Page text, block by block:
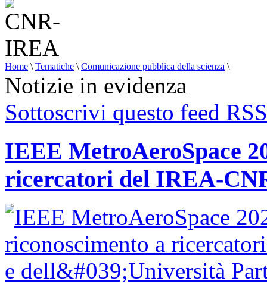
Home \ Tematiche \ Comunicazione pubblica della scienza \
Notizie in evidenza
Sottoscrivi questo feed RSS
IEEE MetroAeroSpace
ricercatori del IREA-